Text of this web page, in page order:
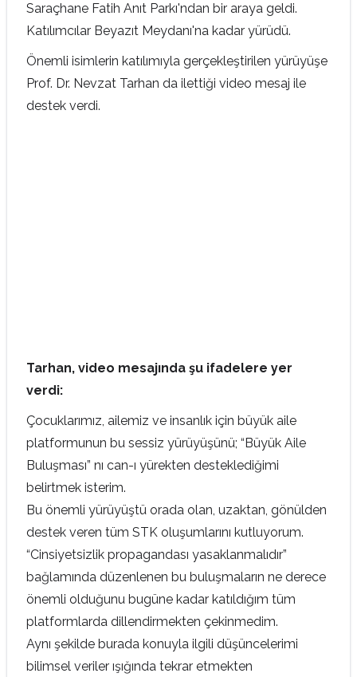
Saraçhane Fatih Anıt Parkı'ndan bir araya geldi.
Katılımcılar Beyazıt Meydanı'na kadar yürüdü.
Önemli isimlerin katılımıyla gerçekleştirilen yürüyüşe
Prof. Dr. Nevzat Tarhan da ilettiği video mesaj ile
destek verdi.
Tarhan, video mesajında şu ifadelere yer
verdi:
Çocuklarımız, ailemiz ve insanlık için büyük aile
platformunun bu sessiz yürüyüşünü; “Büyük Aile
Buluşması” nı can-ı yürekten desteklediğimi
belirtmek isterim.
Bu önemli yürüyüştü orada olan, uzaktan, gönülden
destek veren tüm STK oluşumlarını kutluyorum.
“Cinsiyetsizlik propagandası yasaklanmalıdır”
bağlamında düzenlenen bu buluşmaların ne derece
önemli olduğunu bugüne kadar katıldığım tüm
platformlarda dillendirmekten çekinmedim.
Aynı şekilde burada konuyla ilgili düşüncelerimi
bilimsel veriler ışığında tekrar etmekten